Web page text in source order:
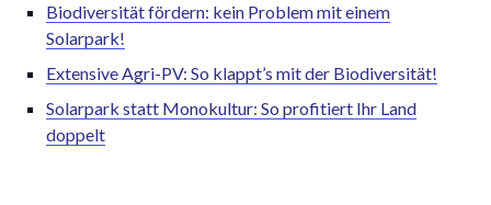
Biodiversität fördern: kein Problem mit einem
Solarpark!
Extensive Agri-PV: So klappt’s mit der Biodiversität!
Solarpark statt Monokultur: So profitiert Ihr Land
doppelt